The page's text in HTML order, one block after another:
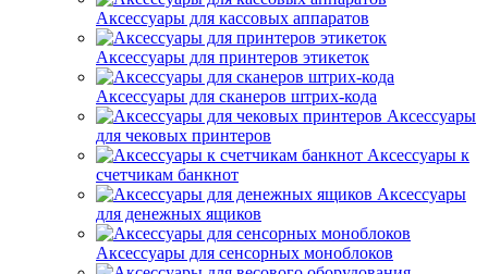
Аксессуары для кассовых аппаратов
Аксессуары для принтеров этикеток
Аксессуары для сканеров штрих-кода
Аксессуары
для чековых принтеров
Аксессуары к
счетчикам банкнот
Аксессуары
для денежных ящиков
Аксессуары для сенсорных моноблоков